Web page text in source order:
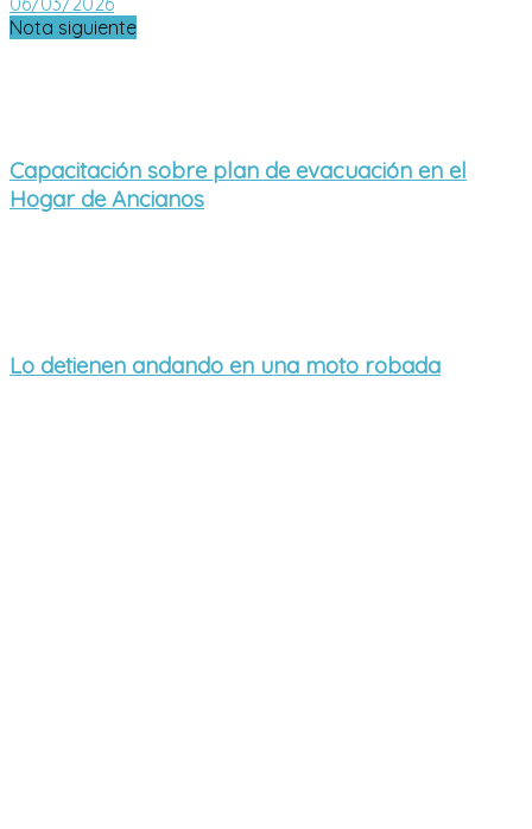
Nota siguiente
Capacitación sobre plan de evacuación en el
Hogar de Ancianos
Lo detienen andando en una moto robada